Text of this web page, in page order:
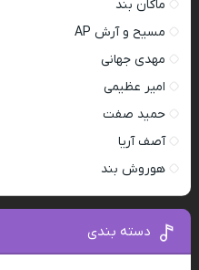
ماکان بند
مسیح و آرش AP
مهدی جهانی
امیر عظیمی
حمید صفت
آصف آریا
هوروش بند
دسته بندی